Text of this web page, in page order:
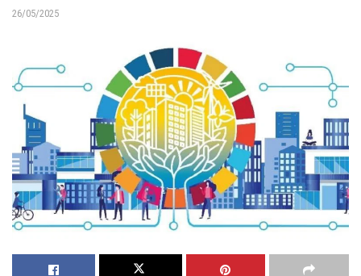
26/05/2025